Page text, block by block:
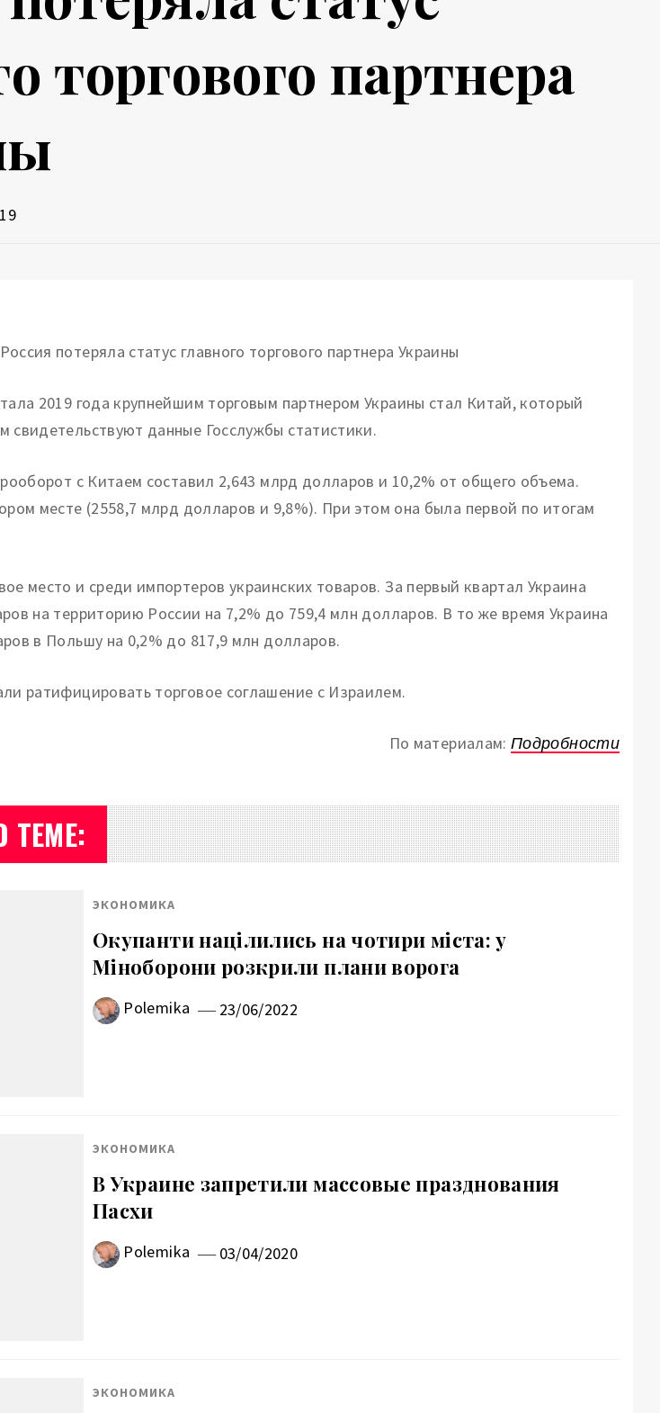
торгового партнера
2019 года крупнейшим торговым партнером Украины стал Китай, который
свидетельствуют данные Госслужбы статистики.
с Китаем составил 2,643 млрд долларов и 10,2% от общего объема.
месте (2558,7 млрд долларов и 9,8%). При этом она была первой по итогам
место и среди импортеров украинских товаров. За первый квартал Украина
на территорию России на 7,2% до 759,4 млн долларов. В то же время Украина
в Польшу на 0,2% до 817,9 млн долларов.
ратифицировать торговое соглашение с Израилем.
По материалам:Подробности
ТЕМЕ:
ЭКОНОМИКА
Окупанти націлились на чотири міста: у
Міноборони розкрили плани ворога
Polemika 23/06/2022
ЭКОНОМИКА
В Украине запретили массовые празднования
Пасхи
Polemika 03/04/2020
ЭКОНОМИКА